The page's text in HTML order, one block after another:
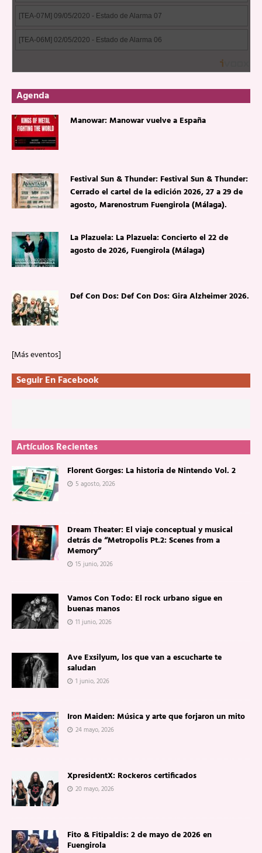
Agenda
Manowar: Manowar vuelve a España
Festival Sun & Thunder: Festival Sun & Thunder:
Cerrado el cartel de la edición 2026, 27 a 29 de
agosto, Marenostrum Fuengirola (Málaga).
La Plazuela: La Plazuela: Concierto el 22 de
agosto de 2026, Fuengirola (Málaga)
Def Con Dos: Def Con Dos: Gira Alzheimer 2026.
[Más eventos]
Seguir En Facebook
Artículos Recientes
Florent Gorges: La historia de Nintendo Vol. 2
5 agosto, 2026
Dream Theater: El viaje conceptual y musical
detrás de “Metropolis Pt.2: Scenes from a
Memory”
15 junio, 2026
Vamos Con Todo: El rock urbano sigue en
buenas manos
11 junio, 2026
Ave Exsilyum, los que van a escucharte te
saludan
1 junio, 2026
Iron Maiden: Música y arte que forjaron un mito
24 mayo, 2026
XpresidentX: Rockeros certificados
20 mayo, 2026
Fito & Fitipaldis: 2 de mayo de 2026 en
Fuengirola